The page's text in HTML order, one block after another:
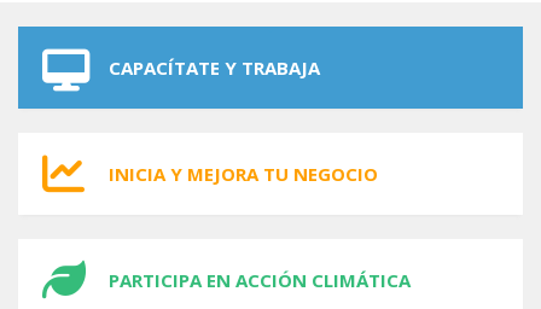
CAPACÍTATE Y TRABAJA
INICIA Y MEJORA TU NEGOCIO
PARTICIPA EN ACCIÓN CLIMÁTICA